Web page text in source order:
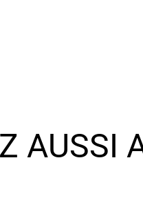
AUSSI